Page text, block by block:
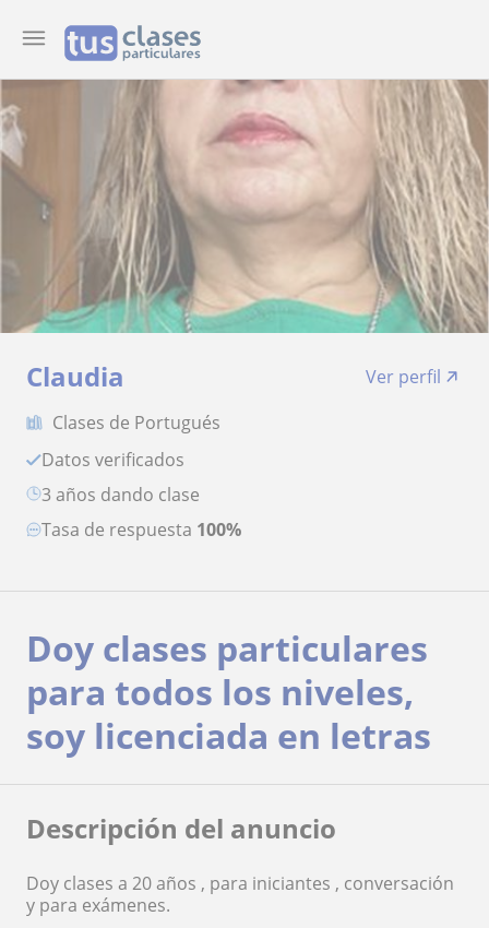
Claudia
Ver perfil
Clases de Portugués
Datos verificados
3 años dando clase
Tasa de respuesta 100%
Doy clases particulares
para todos los niveles,
soy licenciada en letras
Descripción del anuncio
Doy clases a 20 años , para iniciantes , conversación
y para exámenes.